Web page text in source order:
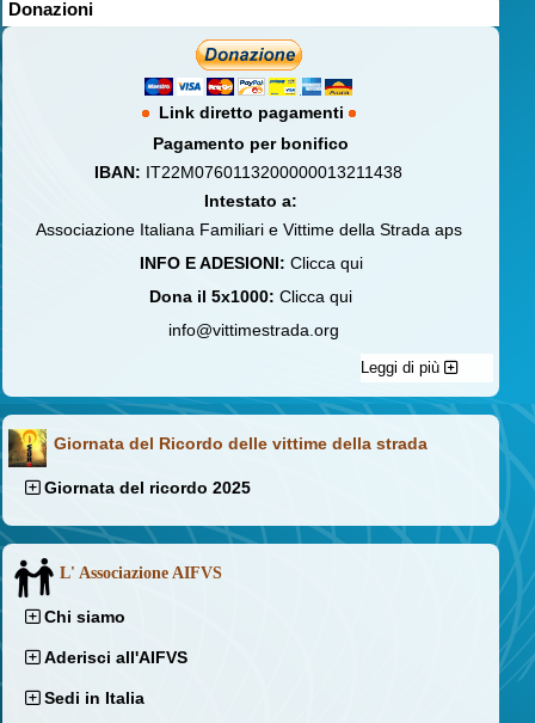
Donazioni
Link diretto pagamenti
Pagamento per bonifico
IBAN: IT22M0760113200000013211438
Intestato a:
Associazione Italiana Familiari e Vittime della Strada aps
INFO E ADESIONI: Clicca qui
Dona il 5x1000: Clicca qui
info@vittimestrada.org
Leggi di più
Giornata del Ricordo delle vittime della strada
Giornata del ricordo 2025
L' Associazione AIFVS
Chi siamo
Aderisci all'AIFVS
Sedi in Italia